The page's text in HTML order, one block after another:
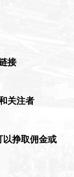
接
关注者
以挣取佣金或